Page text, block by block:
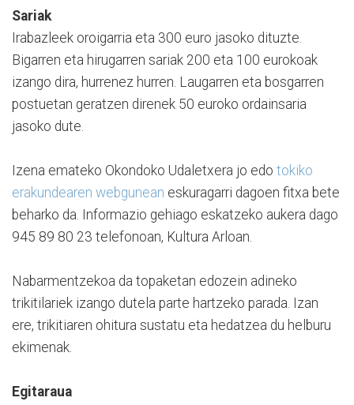
Sariak
Irabazleek oroigarria eta 300 euro jasoko dituzte.
Bigarren eta hirugarren sariak 200 eta 100 eurokoak
izango dira, hurrenez hurren. Laugarren eta bosgarren
postuetan geratzen direnek 50 euroko ordainsaria
jasoko dute.
Izena emateko Okondoko Udaletxera jo edo tokiko
erakundearen webgunean eskuragarri dagoen fitxa bete
beharko da. Informazio gehiago eskatzeko aukera dago
945 89 80 23 telefonoan, Kultura Arloan.
Nabarmentzekoa da topaketan edozein adineko
trikitilariek izango dutela parte hartzeko parada. Izan
ere, trikitiaren ohitura sustatu eta hedatzea du helburu
ekimenak.
Egitaraua